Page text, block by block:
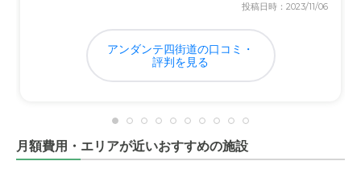
投稿日時：2023/11/06
アンダンテ四街道の口コミ・
評判を見る
月額費用・エリアが近いおすすめの施設